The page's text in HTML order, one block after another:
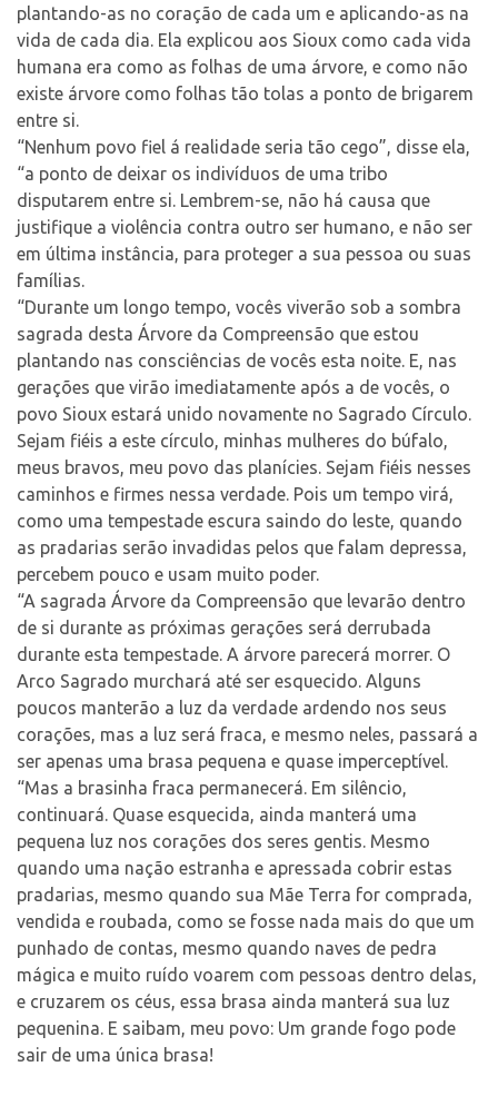
plantando-as no coração de cada um e aplicando-as na
vida de cada dia. Ela explicou aos Sioux como cada vida
humana era como as folhas de uma árvore, e como não
existe árvore como folhas tão tolas a ponto de brigarem
entre si.
“Nenhum povo fiel á realidade seria tão cego”, disse ela,
“a ponto de deixar os indivíduos de uma tribo
disputarem entre si. Lembrem-se, não há causa que
justifique a violência contra outro ser humano, e não ser
em última instância, para proteger a sua pessoa ou suas
famílias.
“Durante um longo tempo, vocês viverão sob a sombra
sagrada desta Árvore da Compreensão que estou
plantando nas consciências de vocês esta noite. E, nas
gerações que virão imediatamente após a de vocês, o
povo Sioux estará unido novamente no Sagrado Círculo.
Sejam fiéis a este círculo, minhas mulheres do búfalo,
meus bravos, meu povo das planícies. Sejam fiéis nesses
caminhos e firmes nessa verdade. Pois um tempo virá,
como uma tempestade escura saindo do leste, quando
as pradarias serão invadidas pelos que falam depressa,
percebem pouco e usam muito poder.
“A sagrada Árvore da Compreensão que levarão dentro
de si durante as próximas gerações será derrubada
durante esta tempestade. A árvore parecerá morrer. O
Arco Sagrado murchará até ser esquecido. Alguns
poucos manterão a luz da verdade ardendo nos seus
corações, mas a luz será fraca, e mesmo neles, passará a
ser apenas uma brasa pequena e quase imperceptível.
“Mas a brasinha fraca permanecerá. Em silêncio,
continuará. Quase esquecida, ainda manterá uma
pequena luz nos corações dos seres gentis. Mesmo
quando uma nação estranha e apressada cobrir estas
pradarias, mesmo quando sua Mãe Terra for comprada,
vendida e roubada, como se fosse nada mais do que um
punhado de contas, mesmo quando naves de pedra
mágica e muito ruído voarem com pessoas dentro delas,
e cruzarem os céus, essa brasa ainda manterá sua luz
pequenina. E saibam, meu povo: Um grande fogo pode
sair de uma única brasa!